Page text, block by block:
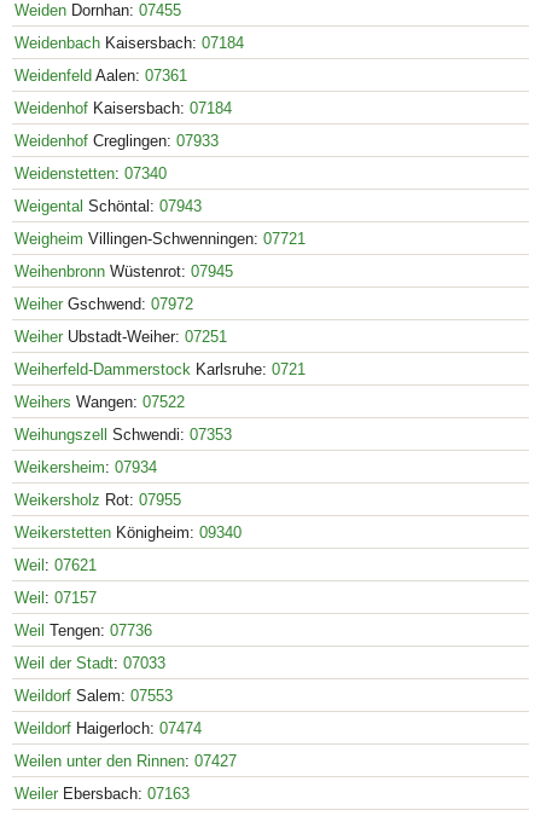
Weiden Dornhan: 07455
Weidenbach Kaisersbach: 07184
Weidenfeld Aalen: 07361
Weidenhof Kaisersbach: 07184
Weidenhof Creglingen: 07933
Weidenstetten: 07340
Weigental Schöntal: 07943
Weigheim Villingen-Schwenningen: 07721
Weihenbronn Wüstenrot: 07945
Weiher Gschwend: 07972
Weiher Ubstadt-Weiher: 07251
Weiherfeld-Dammerstock Karlsruhe: 0721
Weihers Wangen: 07522
Weihungszell
Schwendi: 07353
Weikersheim: 07934
Weikersholz Rot: 07955
Weikerstetten Königheim: 09340
Weil : 07621
Weil : 07157
Weil Tengen: 07736
Weil der Stadt: 07033
Weildorf Salem: 07553
Weildorf Haigerloch: 07474
Weilen unter den Rinnen: 07427
Weiler Ebersbach: 07163